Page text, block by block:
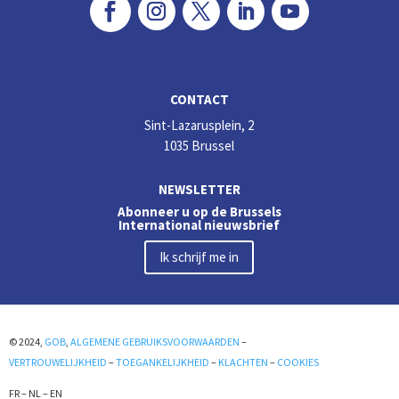
CONTACT
Sint-Lazarusplein, 2
1035 Brussel
NEWSLETTER
Abonneer u op de Brussels
International nieuwsbrief
Ik schrijf me in
© 2024, GOB, ALGEMENE GEBRUIKSVOORWAARDEN –
VERTROUWELIJKHEID –TOEGANKELIJKHEID – KLACHTEN – COOKIES
FR– NL– EN